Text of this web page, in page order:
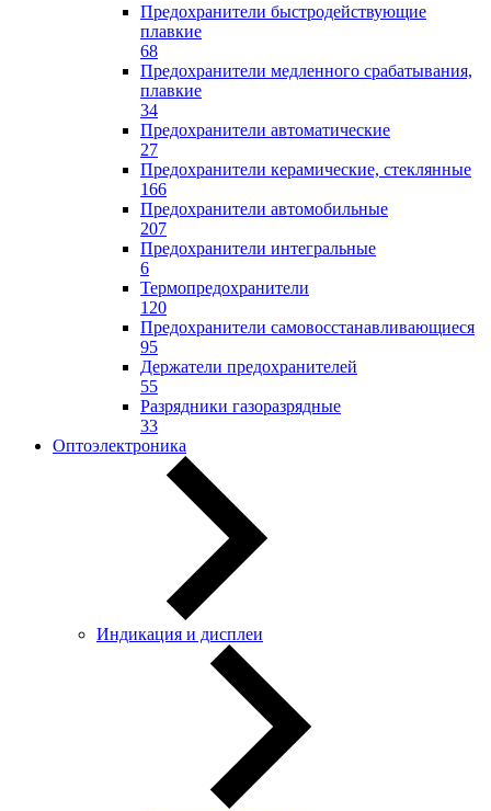
Предохранители быстродействующие
плавкие
68
Предохранители медленного срабатывания,
плавкие
34
Предохранители автоматические
27
Предохранители керамические, стеклянные
166
Предохранители автомобильные
207
Предохранители интегральные
6
Термопредохранители
120
Предохранители самовосстанавливающиеся
95
Держатели предохранителей
55
Разрядники газоразрядные
33
Оптоэлектроника
Индикация и дисплеи